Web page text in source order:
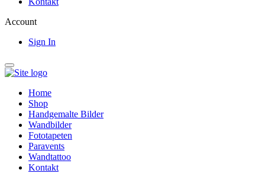
Account
Sign In
Home
Shop
Handgemalte Bilder
Wandbilder
Fototapeten
Paravents
Wandtattoo
Kontakt